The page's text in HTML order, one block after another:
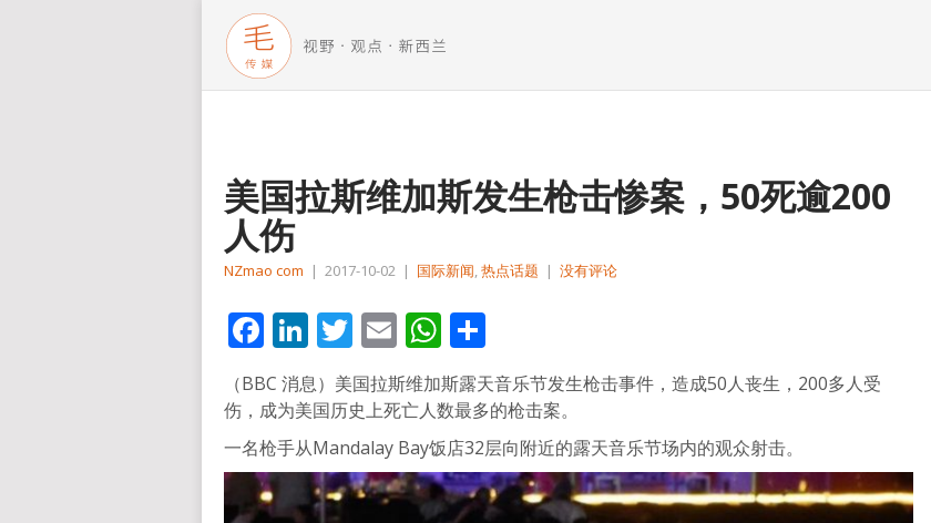
美国拉斯维加斯发生枪击惨案，50死逾200
人伤
NZmao com | 2017-10-02 | 国际新闻,热点话题 | 没有评论
Facebook
LinkedIn
Twitter
EmailWhatsApp
享
（BBC 消息）美国拉斯维加斯露天音乐节发生枪击事件，造成50人丧生，200多人受
伤，成为美国历史上死亡人数最多的枪击案。
一名枪手从Mandalay Bay饭店32层向附近的露天音乐节场内的观众射击。